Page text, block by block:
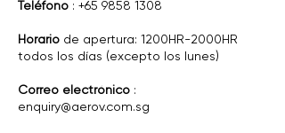
Teléfono : +65 9858 1308
Horario de apertura: 1200HR-2000HR
todos los días (excepto los lunes)
Correo electrónico :
enquiry@aerov.com.sg